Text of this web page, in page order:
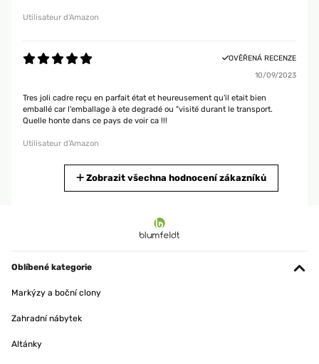
Utilisateur d'Amazon
OVĚŘENÁ RECENZE
10/09/2023
Tres joli cadre reçu en parfait état et heureusement qu'il etait bien
emballé car l'emballage à ete degradé ou "visité durant le transport.
Quelle honte dans ce pays de voir ca !!!
Utilisateur d'Amazon
OVĚŘENÁ RECENZE
Cadre de bonne qualité, vitre très correcte. Satisfait de mon achat, très
je voulais rendre un plus beau rendu à deux aquarelles achetées
encadrées en brocante. Le résultat est parfait. Très contente.
Zobrazit všechna hodnocení zákazníků
Oblíbené kategorie
Markýzy a boční clony
Zahradní nábytek
Altánky